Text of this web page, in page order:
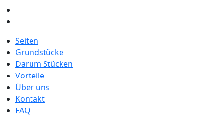
Seiten
Grundstücke
Darum Stücken
Vorteile
Über uns
Kontakt
FAQ